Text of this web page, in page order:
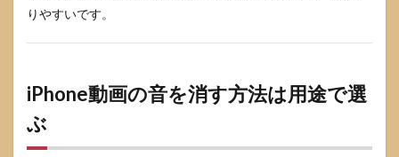
りやすいです。
iPhone動画の音を消す方法は用途で選
ぶ